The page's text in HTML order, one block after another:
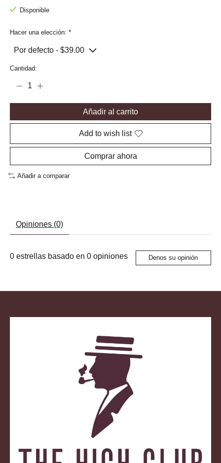
Disponible
Hacer una elección: *
Cantidad:
Añadir al carrito
Add to wish list
Comprar ahora
Añadir a comparar
Opiniones (0)
0 estrellas basado en 0 opiniones Denos su opinión